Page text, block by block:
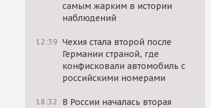
самым жарким в истории
наблюдений
12:39 Чехия стала второй после
Германии страной, где
конфисковали автомобиль с
российскими номерами
18:32
В России началась вторая